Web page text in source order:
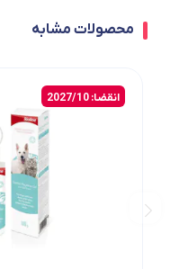
محصولات مشابه
انقضا: 2027/10